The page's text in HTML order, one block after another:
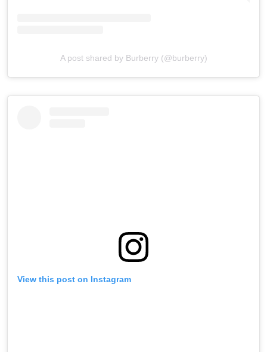
A post shared by Burberry (@burberry)
View this post on Instagram